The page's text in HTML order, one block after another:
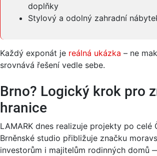
doplňky
Stylový a odolný zahradní
Každý exponát je reálná ukázka – ne
srovnává řešení vedle sebe.
Brno? Logický krok pro
hranice
LAMARK dnes realizuje projekty po celé
Brněnské studio přibližuje značku
investorům i majitelům rodinných domů